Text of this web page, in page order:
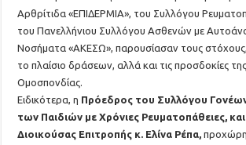
Αρθρίτιδα «ΕΠΙΔΕΡΜΙΑ», του Συλλόγου
του Πανελλήνιου Συλλόγου Ασθενών με
Νοσήματα «ΑΚΕΣΩ», παρουσίασαν τους στόχους,
το πλαίσιο δράσεων, αλλά και τις προσδοκίες
Ομοσπονδίας.
Ειδικότερα, η Πρόεδρος του Συλλόγου
των Παιδιών με Χρόνιες Ρευματοπάθειες,
Διοικούσας Επιτροπής κ. Ελίνα Ρέπα,